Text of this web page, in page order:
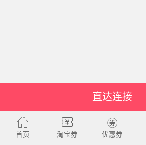
直达连接
首页 淘宝券 优惠券